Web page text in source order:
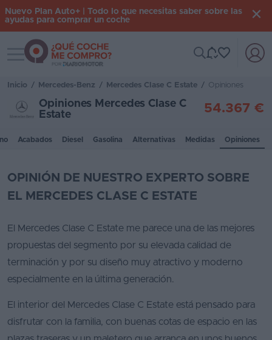
Iniciar
Inicio
KM
0
mano
Nuevo Plan Auto+ | Todo lo que necesitas saber sobre las
ayudas para comprar un coche
Toggle navigation
Inicio / Mercedes-Benz / Mercedes Clase C Estate / Opiniones
Opiniones Mercedes Clase C
Estate
54.367 €
Acabados Diesel Gasolina Alternativas Medidas Opiniones
OPINIÓN DE NUESTRO EXPERTO SOBRE
EL MERCEDES CLASE C ESTATE
El Mercedes Clase C Estate me parece una de las mejores
propuestas del segmento por su elevada calidad de
terminación y por su diseño muy atractivo y moderno
especialmente en la última generación.
El interior del Mercedes Clase C Estate está pensado para
disfrutar con la familia, con buenas cotas de espacio en las